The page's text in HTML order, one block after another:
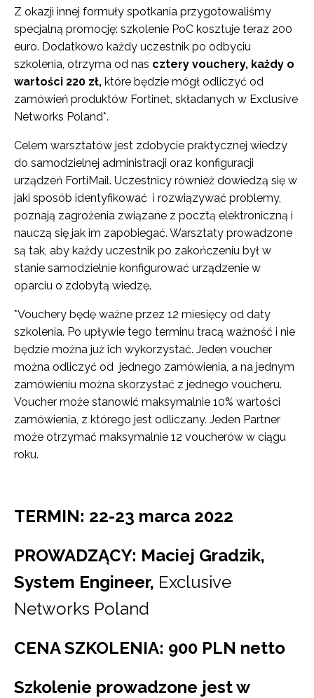
Z okazji innej formuły spotkania przygotowaliśmy
specjalną promocję: szkolenie PoC kosztuje teraz 200
euro. Dodatkowo każdy uczestnik po odbyciu
szkolenia, otrzyma od nas cztery vouchery, każdy o
wartości 220 zł, które będzie mógł odliczyć od
zamówień produktów Fortinet, składanych w Exclusive
Networks Poland*.
Celem warsztatów jest zdobycie praktycznej wiedzy
do samodzielnej administracji oraz konfiguracji
urządzeń FortiMail. Uczestnicy również dowiedzą się w
jaki sposób identyfikować i rozwiązywać problemy,
poznają zagrożenia związane z pocztą elektroniczną i
nauczą się jak im zapobiegać. Warsztaty prowadzone
są tak, aby każdy uczestnik po zakończeniu był w
stanie samodzielnie konfigurować urządzenie w
oparciu o zdobytą wiedzę.
*Vouchery będę ważne przez 12 miesięcy od daty
szkolenia. Po upływie tego terminu tracą ważność i nie
będzie można już ich wykorzystać. Jeden voucher
można odliczyć od jednego zamówienia, a na jednym
zamówieniu można skorzystać z jednego voucheru.
Voucher może stanowić maksymalnie 10% wartości
zamówienia, z którego jest odliczany. Jeden Partner
może otrzymać maksymalnie 12 voucherów w ciągu
roku.
TERMIN: 22-23 marca 2022
PROWADZĄCY: Maciej Gradzik,
System Engineer, Exclusive
Networks Poland
CENA SZKOLENIA: 900 PLN netto
Szkolenie prowadzone jest w